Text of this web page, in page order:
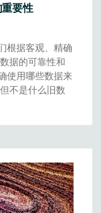
要性
根据客观、精确
据的可靠性和
使用哪些数据来
不是什么旧数